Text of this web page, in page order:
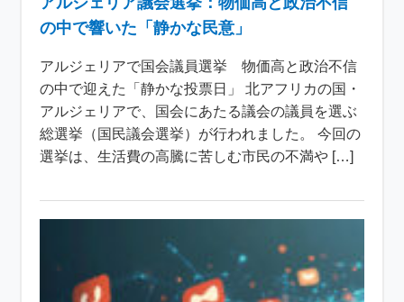
の中で響いた「静かな民意」
アルジェリアで国会議員選挙 物価高と政治不信
の中で迎えた「静かな投票日」 北アフリカの国・
アルジェリアで、国会にあたる議会の議員を選ぶ
総選挙（国民議会選挙）が行われました。 今回の
選挙は、生活費の高騰に苦しむ市民の不満や […]